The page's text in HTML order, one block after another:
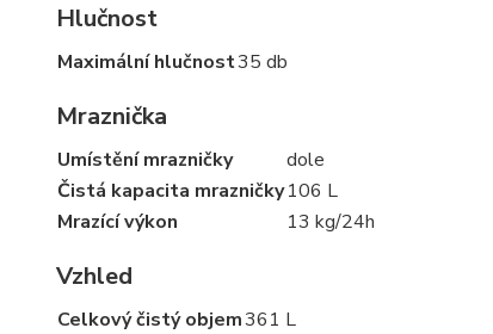
Hlučnost
Maximální hlučnost35 db
Mraznička
Umístění mrazničky
dole
Čistá kapacita mrazničky106 L
Mrazící výkon
13 kg/24h
Vzhled
Celkový čistý objem361 L